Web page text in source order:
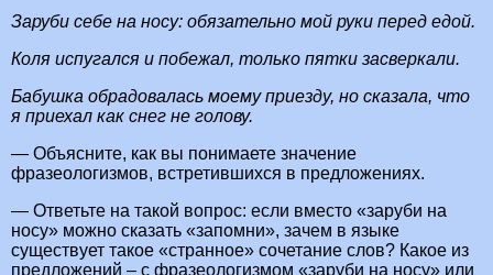
Заруби себе на носу: обязательно мой руки перед едой.
Коля испугался и побежал, только пятки засверкали.
Бабушка обрадовалась моему приезду, но сказала, что
я приехал как снег не голову.
— Объясните, как вы понимаете значение
фразеологизмов, встретившихся в предложениях.
— Ответьте на такой вопрос: если вместо «заруби на
носу» можно сказать «запомни», зачем в языке
существует такое «странное» сочетание слов? Какое из
предложений – с фразеологизмом «заруби на носу» или